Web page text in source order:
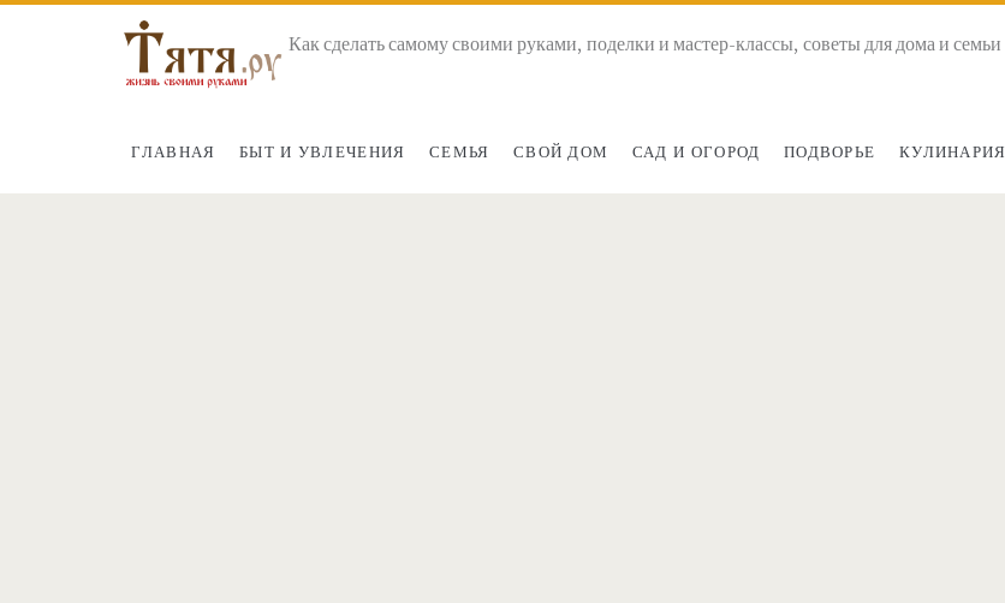
Как сделать самому своими руками, поделки и мастер-классы, советы для дома и семьи
ГЛАВНАЯ БЫТ И УВЛЕЧЕНИЯ СЕМЬЯ СВОЙ ДОМ САД И ОГОРОД ПОДВОРЬЕ КУЛИНАРИЯ